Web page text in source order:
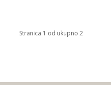
Stranica 1 od ukupno 2